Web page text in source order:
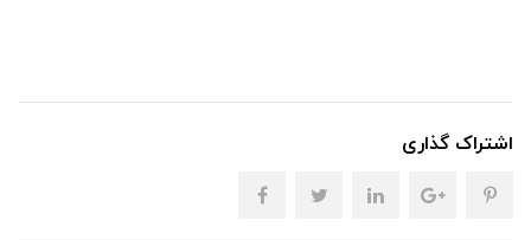
اشتراک گذاری